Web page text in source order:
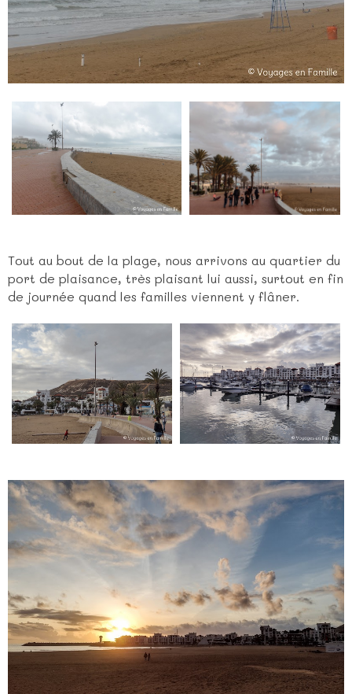
Tout au bout de la plage, nous arrivons au quartier du
port de plaisance, très plaisant lui aussi, surtout en fin
de journée quand les familles viennent y flâner.